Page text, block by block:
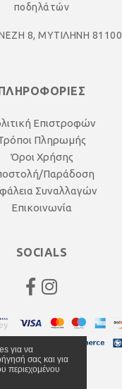
για να
σας και για
περιεχομένου
ποδηλάτών
8, ΜΥΤΙΛΗΝΗ 81100
Επιστροφών
Πληρωμής
Όροι Χρήσης
Παράδοση
Συναλλαγών
Επικοινωνία
SOCIALS